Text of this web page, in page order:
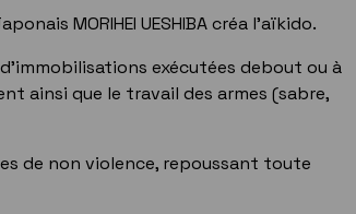
MORIHEI UESHIBA créa l’aïkido.
exécutées debout ou à
ainsi que le travail des armes (sabre,
de non violence, repoussant toute